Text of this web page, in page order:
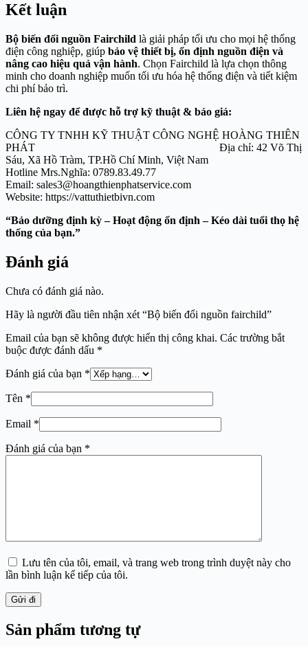
Kết luận
Bộ biến đổi nguồn Fairchild là giải pháp tối ưu cho mọi hệ thống
điện công nghiệp, giúp bảo vệ thiết bị, ổn định nguồn điện và
nâng cao hiệu quả vận hành. Chọn Fairchild là lựa chọn thông
minh cho doanh nghiệp muốn tối ưu hóa hệ thống điện và tiết kiệm
chi phí bảo trì.
Liên hệ ngay để được hỗ trợ kỹ thuật & báo giá:
CÔNG TY TNHH KỸ THUẬT CÔNG NGHỆ HOÀNG THIÊN
PHÁT Địa chỉ: 42 Võ Thị
Sáu, Xã Hồ Tràm, TP.Hồ Chí Minh, Việt Nam
Hotline Mrs.Nghĩa: 0789.83.49.77
Email: sales3@hoangthienphatservice.com
Website: https://vattuthietbivn.com
“Bảo dưỡng định kỳ – Hoạt động ổn định – Kéo dài tuổi thọ hệ
thống của bạn.”
Đánh giá
Chưa có đánh giá nào.
Hãy là người đầu tiên nhận xét “Bộ biến đổi nguồn fairchild”
Email của bạn sẽ không được hiển thị công khai. Các trường bắt
buộc được đánh dấu *
Đánh giá của bạn *
Tên *
Email *
Đánh giá của bạn *
Lưu tên của tôi, email, và trang web trong trình duyệt này cho
lần bình luận kế tiếp của tôi.
Gửi đi
Sản phẩm tương tự